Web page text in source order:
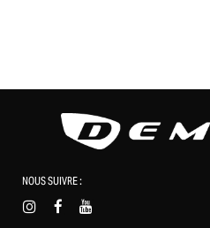
NOUS SUIVRE :